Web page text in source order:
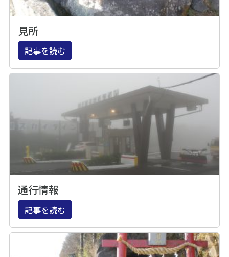
見所
記事を読む
通行情報
記事を読む